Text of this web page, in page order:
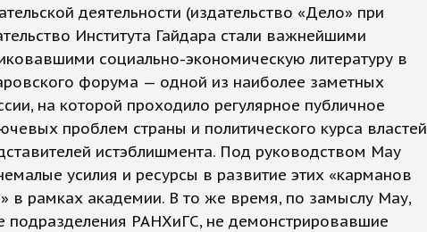
деятельности (издательство «Дело» при
Института Гайдара стали важнейшими
социально-экономическую литературу в
форума — одной из наиболее заметных
на которой проходило регулярное публичное
проблем страны и политического курса властей
истэблишмента. Под руководством Мау
усилия и ресурсы в развитие этих «карманов
в рамках академии. В то же время, по замыслу Мау,
подразделения РАНХиГС, не демонстрировавшие